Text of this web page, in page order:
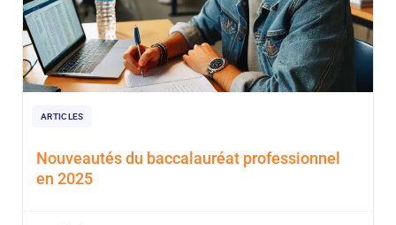
ARTICLES
Nouveautés du baccalauréat professionnel
en 2025